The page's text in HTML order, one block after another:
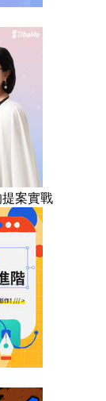
案實戰